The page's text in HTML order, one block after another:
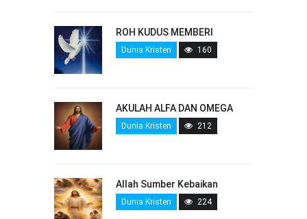
ROH KUDUS MEMBERI
Dunia Kristen 160
AKULAH ALFA DAN OMEGA
Dunia Kristen 212
Allah Sumber Kebaikan
Dunia Kristen 224